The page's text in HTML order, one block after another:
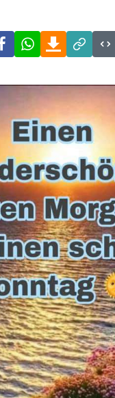
FacebookWhatsAppDownload
Link